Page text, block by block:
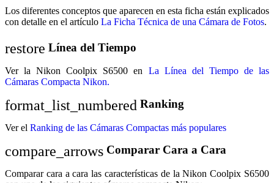
Los diferentes conceptos que aparecen en esta ficha están explicados
con detalle en el artículo La Ficha Técnica de una Cámara de Fotos.
restore Línea del Tiempo
Ver la Nikon Coolpix S6500 en La Línea del Tiempo de las
Cámaras Compacta Nikon.
format_list_numbered Ranking
Ver el Ranking de las Cámaras Compactas más populares
compare_arrows Comparar Cara a Cara
Comparar cara a cara las características de la Nikon Coolpix S6500